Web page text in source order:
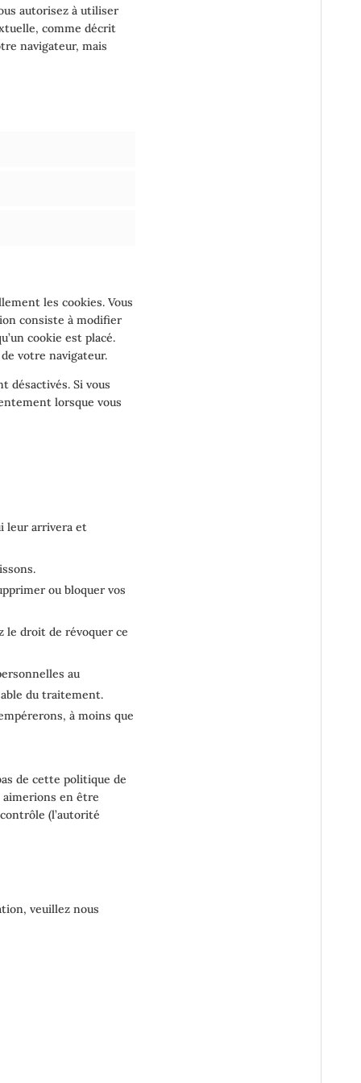
autorisez à utiliser
comme décrit
navigateur, mais
les cookies. Vous
consiste à modifier
cookie est placé.
votre navigateur.
désactivés. Si vous
lorsque vous
leur arrivera et
ou bloquer vos
le droit de révoquer ce
au
du traitement.
à moins que
de cette politique de
aimerions en être
(l’autorité
veuillez nous